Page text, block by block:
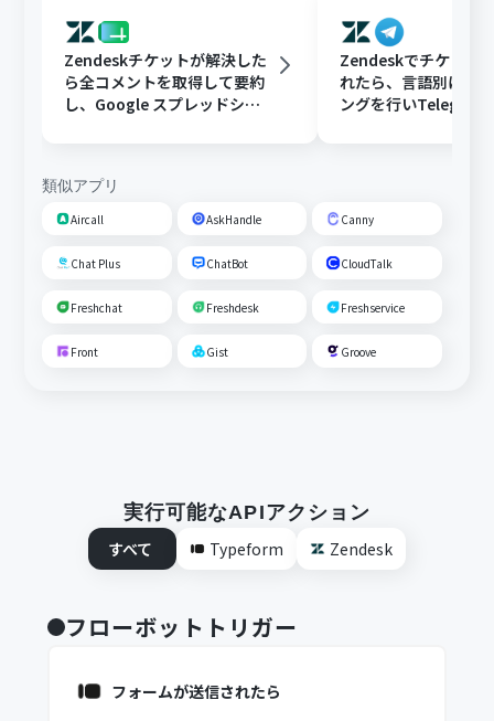
Zendeskチケットが解決した
ら全コメントを取得して要約
し、Google スプレッドシー
Zendeskでチケット
れたら、言語別にフ
ングを行いTelegram
類似アプリ
Aircall AskHandle Canny
Chat Plus ChatBot CloudTalk
Freshchat Freshdesk Freshservice
Front Gist Groove
実行可能なAPIアクション
すべて
Typeform Zendesk
フローボットトリガー
フォームが送信されたら